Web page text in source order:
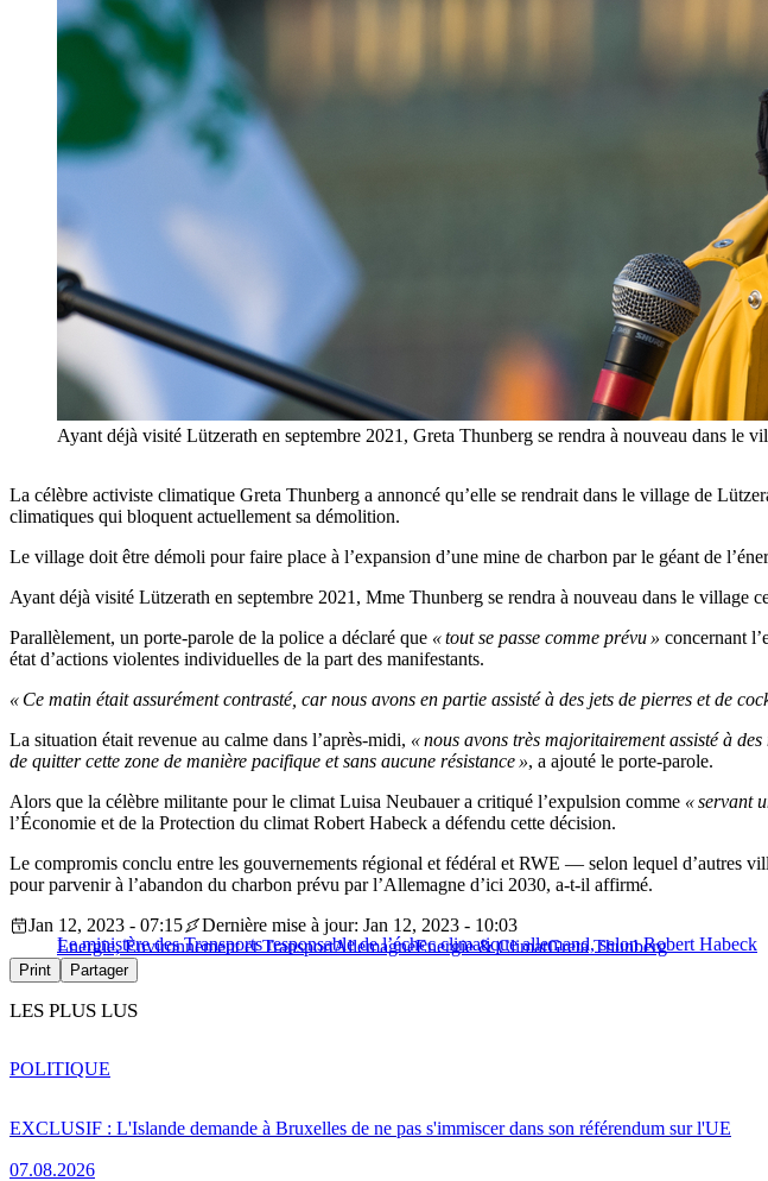
Ayant déjà visité Lützerath en septembre 2021, Greta Thunberg se rendra à nouveau dans
La célèbre activiste climatique Greta Thunberg a annoncé qu’elle se rendrait dans le village de
climatiques qui bloquent actuellement sa démolition.
Le village doit être démoli pour faire place à l’expansion d’une mine de charbon par le géant de
Ayant déjà visité Lützerath en septembre 2021, Mme Thunberg se rendra à nouveau dans le village
Parallèlement, un porte-parole de la police a déclaré que « tout se passe comme prévu » concernant
état d’actions violentes individuelles de la part des manifestants.
« Ce matin était assurément contrasté, car nous avons en partie assisté à des jets de pierres et de
La situation était revenue au calme dans l’après-midi, « nous avons très majoritairement assisté à
de quitter cette zone de manière pacifique et sans aucune résistance », a ajouté le porte-parole.
Alors que la célèbre militante pour le climat Luisa Neubauer a critiqué l’expulsion comme « servant
l’Économie et de la Protection du climat Robert Habeck a défendu cette décision.
Le compromis conclu entre les gouvernements régional et fédéral et RWE — selon lequel d’autres
pour parvenir à l’abandon du charbon prévu par l’Allemagne d’ici 2030, a-t-il affirmé.
Le ministère des Transports responsable de l’échec climatique allemand, selon Robert Habeck
Jan 12, 2023 - 07:15
Dernière mise à jour: Jan 12, 2023 - 10:03
Energie, Environnement et TransportAllemagneEnergie & ClimatGreta Thunberg
Print Partager
LES PLUS LUS
EXCLUSIF : L'Islande demande à Bruxelles de ne pas s'immiscer dans son référendum sur l'UE
07.08.2026
POLITIQUE